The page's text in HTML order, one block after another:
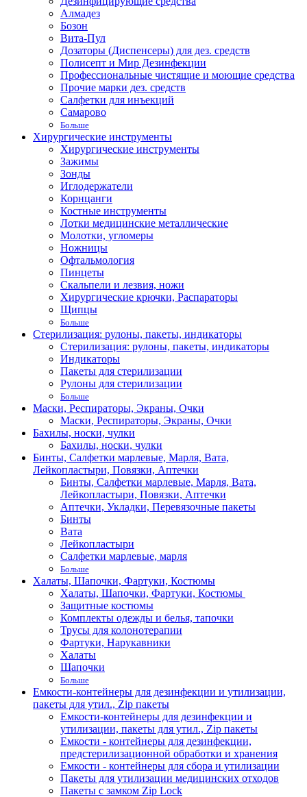
Алмадез
Бозон
Вита-Пул
Дозаторы (Диспенсеры) для дез. средств
Полисепт и Мир Дезинфекции
Профессиональные чистящие и моющие средства
Прочие марки дез. средств
Салфетки для инъекций
Самарово
Больше
Хирургические инструменты
Хирургические инструменты
Зажимы
Зонды
Иглодержатели
Корнцанги
Костные инструменты
Лотки медицинские металлические
Молотки, угломеры
Ножницы
Офтальмология
Пинцеты
Скальпели и лезвия, ножи
Хирургические крючки, Распараторы
Щипцы
Больше
Стерилизация: рулоны, пакеты, индикаторы
Стерилизация: рулоны, пакеты, индикаторы
Индикаторы
Пакеты для стерилизации
Рулоны для стерилизации
Больше
Маски, Респираторы, Экраны, Очки
Маски, Респираторы, Экраны, Очки
Бахилы, носки, чулки
Бахилы, носки, чулки
Бинты, Салфетки марлевые, Марля, Вата,
Лейкопластыри, Повязки, Аптечки
Бинты, Салфетки марлевые, Марля, Вата,
Лейкопластыри, Повязки, Аптечки
Аптечки, Укладки, Перевязочные пакеты
Бинты
Вата
Лейкопластыри
Салфетки марлевые, марля
Больше
Халаты, Шапочки, Фартуки, Костюмы
Халаты, Шапочки, Фартуки, Костюмы
Защитные костюмы
Комплекты одежды и белья, тапочки
Трусы для колонотерапии
Фартуки, Нарукавники
Халаты
Шапочки
Больше
Емкости-контейнеры для дезинфекции и утилизации,
пакеты для утил., Zip пакеты
Емкости-контейнеры для дезинфекции и
утилизации, пакеты для утил., Zip пакеты
Емкости - контейнеры для дезинфекции,
предстерилизационной обработки и хранения
Емкости - контейнеры для сбора и утилизации
Пакеты для утилизации медицинских отходов
Пакеты с замком Zip Lock